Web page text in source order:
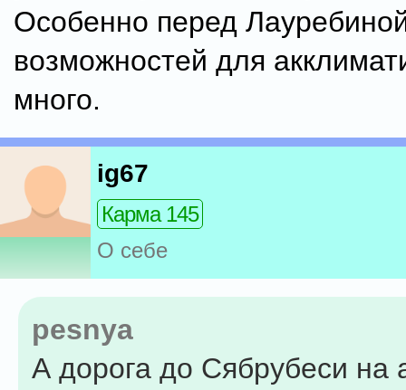
Особенно перед
возможностей для
много.
ig67
Карма 145
О себе
pesnya
А дорога до Сябрубеси на